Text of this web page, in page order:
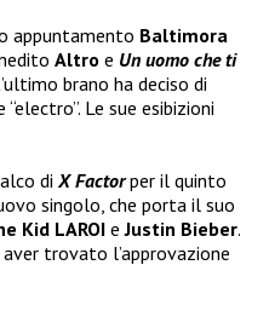
appuntamento Baltimora
Altro e Un uomo che ti
brano ha deciso di
Le sue esibizioni
di X Factorper il quinto
singolo, che porta il suo
Kid LAROI e Justin Bieber.
trovato l’approvazione